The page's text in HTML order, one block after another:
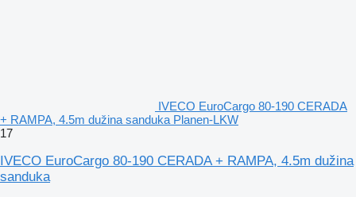
IVECO EuroCargo 80-190 CERADA
+ RAMPA, 4.5m dužina sanduka Planen-LKW
17
IVECO EuroCargo 80-190 CERADA + RAMPA, 4.5m dužina
sanduka